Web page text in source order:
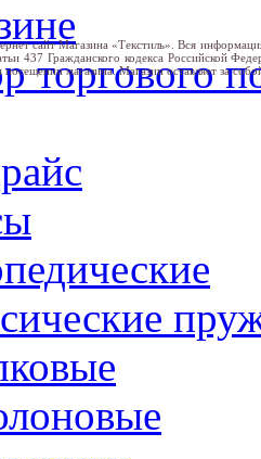
торгового
сайт Магазина «Текстиль». Вся
437 Гражданского кодекса Российской
магазина. Магазин оставляет за